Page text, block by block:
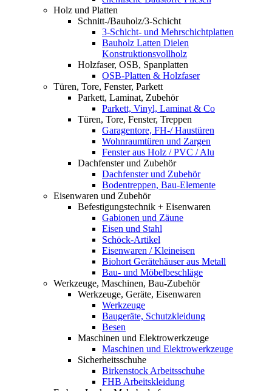
Holz und Platten
Schnitt-/Bauholz/3-Schicht
3-Schicht- und Mehrschichtplatten
Bauholz Latten Dielen
Konstruktionsvollholz
Holzfaser, OSB, Spanplatten
OSB-Platten & Holzfaser
Türen, Tore, Fenster, Parkett
Parkett, Laminat, Zubehör
Parkett, Vinyl, Laminat & Co
Türen, Tore, Fenster, Treppen
Garagentore, FH-/ Haustüren
Wohnraumtüren und Zargen
Fenster aus Holz / PVC / Alu
Dachfenster und Zubehör
Dachfenster und Zubehör
Bodentreppen, Bau-Elemente
Eisenwaren und Zubehör
Befestigungstechnik + Eisenwaren
Gabionen und Zäune
Eisen und Stahl
Schöck-Artikel
Eisenwaren / Kleineisen
Biohort Gerätehäuser aus Metall
Bau- und Möbelbeschläge
Werkzeuge, Maschinen, Bau-Zubehör
Werkzeuge, Geräte, Eisenwaren
Werkzeuge
Baugeräte, Schutzkleidung
Besen
Maschinen und Elektrowerkzeuge
Maschinen und Elektrowerkzeuge
Sicherheitsschuhe
Birkenstock Arbeitsschuhe
FHB Arbeitskleidung